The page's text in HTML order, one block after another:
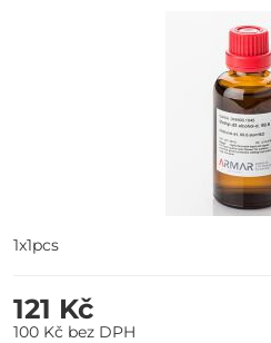
1x1pcs
121 Kč
100 Kč bez DPH